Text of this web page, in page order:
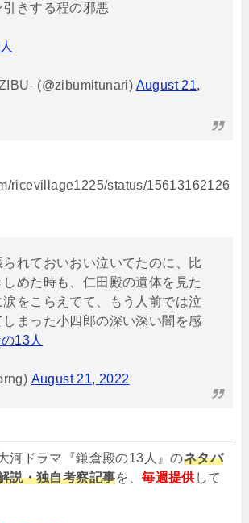
引きする程の邪悪
(@zibumitunari) August 21,
ricevillage1225/status/15613162126
られておいおい泣いてたのに、比
めた時も、仁田殿の遺体を見た
をこらえてて、もう人前では泣
しまった小四郎の深い深い闇を感
13人
August 21, 2022
河ドラマ『鎌倉殿の13人』のネタバ
説・独自考察記事を、毎週提供して